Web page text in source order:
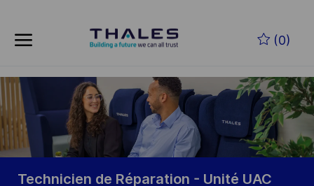
(0)
-
Technicien de Réparation - Unité UAC